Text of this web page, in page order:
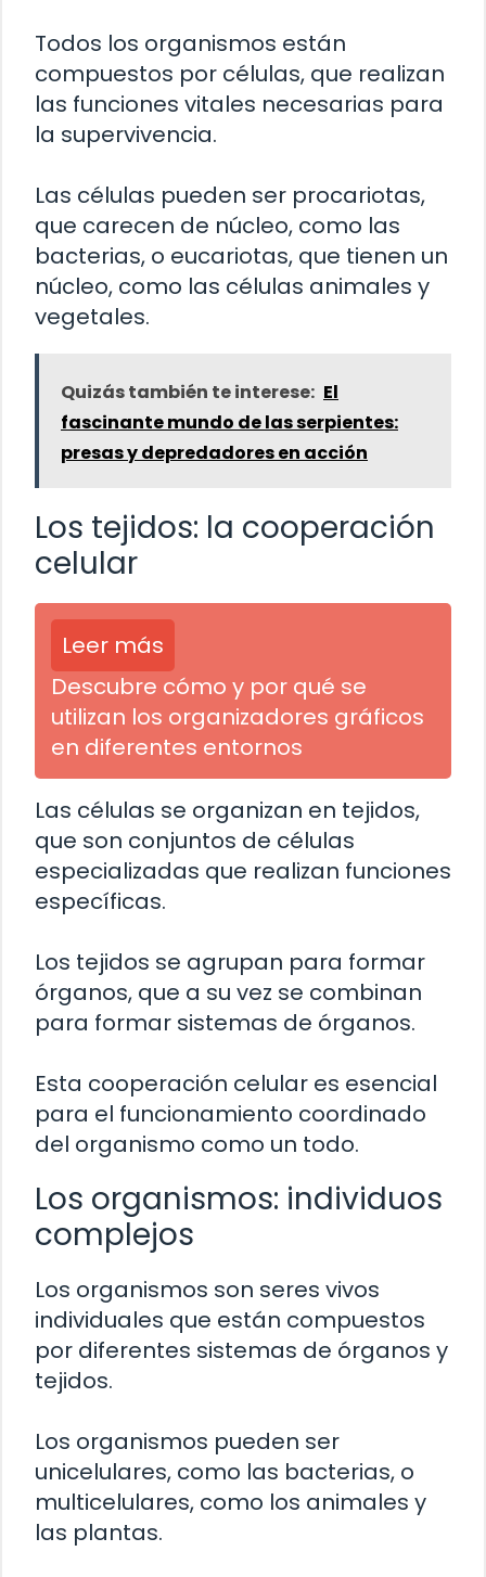
Todos los organismos están
compuestos por células, que realizan
las funciones vitales necesarias para
la supervivencia.
Las células pueden ser procariotas,
que carecen de núcleo, como las
bacterias, o eucariotas, que tienen un
núcleo, como las células animales y
vegetales.
Quizás también te interese: El
fascinante mundo de las serpientes:
presas y depredadores en acción
Los tejidos: la cooperación
celular
Leer más
Descubre cómo y por qué se
utilizan los organizadores gráficos
en diferentes entornos
Las células se organizan en tejidos,
que son conjuntos de células
especializadas que realizan funciones
específicas.
Los tejidos se agrupan para formar
órganos, que a su vez se combinan
para formar sistemas de órganos.
Esta cooperación celular es esencial
para el funcionamiento coordinado
del organismo como un todo.
Los organismos: individuos
complejos
Los organismos son seres vivos
individuales que están compuestos
por diferentes sistemas de órganos y
tejidos.
Los organismos pueden ser
unicelulares, como las bacterias, o
multicelulares, como los animales y
las plantas.